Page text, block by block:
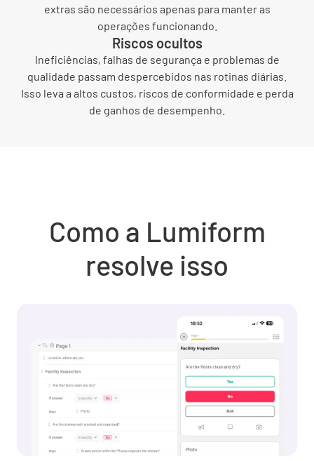
extras são necessários apenas para manter as
operações funcionando.
Riscos ocultos
Ineficiências, falhas de segurança e problemas de
qualidade passam despercebidos nas rotinas diárias.
Isso leva a altos custos, riscos de conformidade e perda
de ganhos de desempenho.
Como a Lumiform
resolve isso